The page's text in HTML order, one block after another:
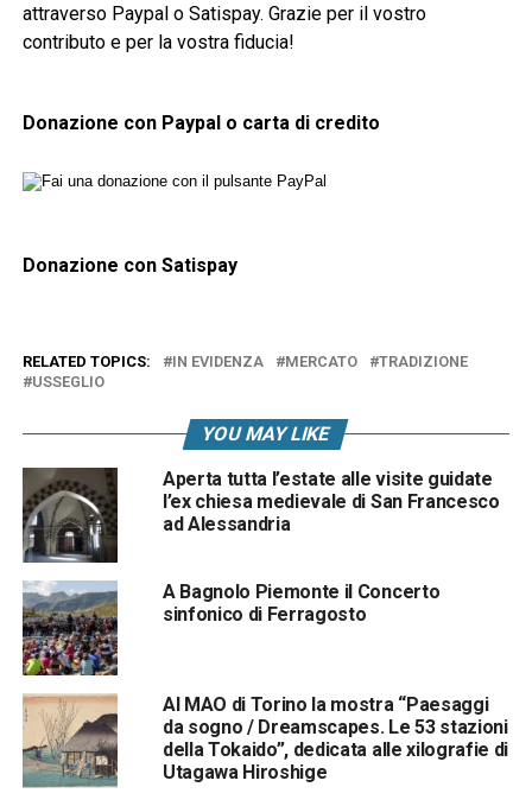
attraverso Paypal o Satispay. Grazie per il vostro
contributo e per la vostra fiducia!
Donazione con Paypal o carta di credito
Donazione con Satispay
RELATED TOPICS: IN EVIDENZA MERCATO
TRADIZIONE
USSEGLIO
YOU MAY LIKE
Aperta tutta l’estate alle visite guidate
l’ex chiesa medievale di San Francesco
ad Alessandria
A Bagnolo Piemonte il Concerto
sinfonico di Ferragosto
Al MAO di Torino la mostra “Paesaggi
da sogno / Dreamscapes. Le 53 stazioni
della Tokaido”, dedicata alle xilografie di
Utagawa Hiroshige